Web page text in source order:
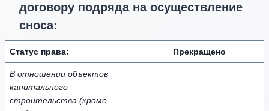
договору подряда на осуществление
сноса:
Статус права: Прекращено
В отношении объектов
капитального
строительства (кроме